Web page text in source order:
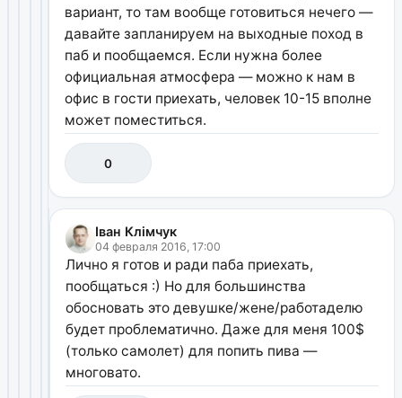
вариант, то там вообще готовиться нечего —
давайте запланируем на выходные поход в
паб и пообщаемся. Если нужна более
официальная атмосфера — можно к нам в
офис в гости приехать, человек 10-15 вполне
может поместиться.
0
Іван Клімчук
04 февраля 2016, 17:00
Лично я готов и ради паба приехать,
пообщаться :) Но для большинства
обосновать это девушке/жене/работаделю
будет проблематично. Даже для меня 100$
(только самолет) для попить пива —
многовато.